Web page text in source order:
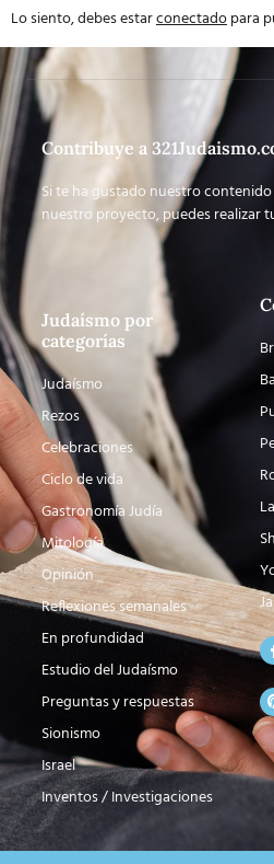
Lo siento, debes estarconectadopara
Contribuye a
Si te ha gustado nuestro
nuestro proyecto, puedes realizar
Judaísmo por
categorías
Judaísmo
Rezos
Celebraciones
Ciclo de vida
Gastronomía Judía
Mitología
Opinión
Reflexiones semanales
En profundidad
Estudio del Judaísmo
Preguntas y respuestas
Sionismo
Israel
Inventos / Investigaciones